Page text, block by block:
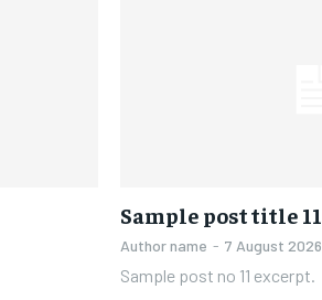
Sample post title 11
Author name - 7 August 2026
Sample post no 11 excerpt.